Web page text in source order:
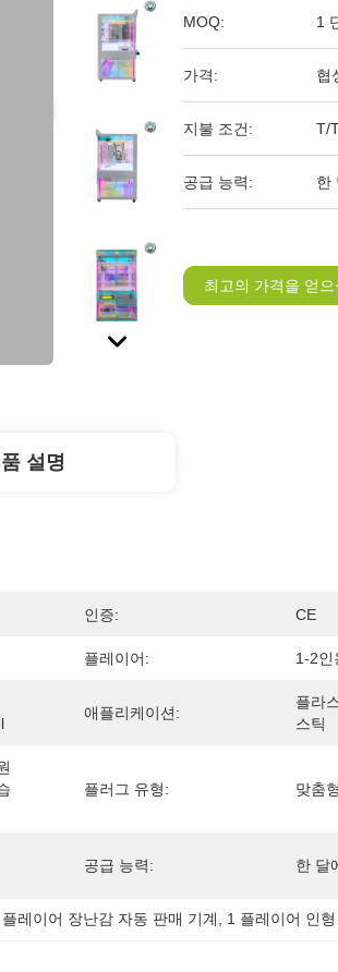
MOQ: 1
가격: 협
지불 조건: T/
공급 능력: 한
최고의 가격을 얻으
설명
인증: CE
플레이어: 1-2인
애플리케이션:
플라
스틱
플러그 유형: 맞춤형
공급 능력: 한 달
플레이어 장난감 자동 판매 기계 1 플레이어 인